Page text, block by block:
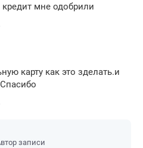
кредит мне одобрили
карту как это зделать.и
записи